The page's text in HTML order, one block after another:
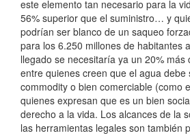
este elemento tan necesario para la
56% superior que el suministro… y
podrían ser blanco de un saqueo
para los 6.250 millones de habitantes
llegado se necesitaría ya un 20%
entre quienes creen que el agua debe
commodity o bien comerciable (como
quienes expresan que es un bien
derecho a la vida. Los alcances de la
las herramientas legales son también